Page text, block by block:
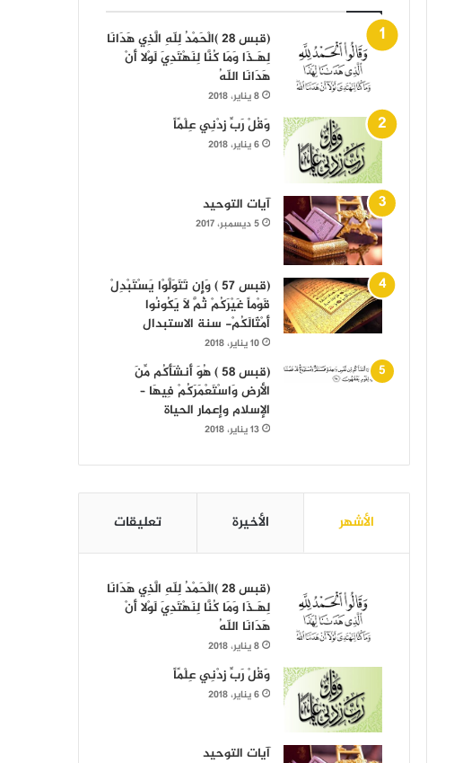
(قبس 28 )الْحَمْدُ لِلّهِ الَّذِي هَدَانَا
لِهَـذَا وَمَا كُنَّا لِنَهْتَدِيَ لَوْلا أَنْ
هَدَانَا اللّهُ
8 يناير، 2018
وَقُلْ رَبِّ زِدْنِي عِلْمًاً
6 يناير، 2018
آيات التوحيد
5 ديسمبر، 2017
(قبس 57 ) وَإِن تَتَوَلَّوْا يَسْتَبْدِلْ
قَوْماً غَيْرَكُمْ ثُمَّ لَا يَكُونُوا
أَمْثَالَكُمْ- سنة الاستبدال
10 يناير، 2018
(قبس 58 ) هُوَ أَنشَأَكُم مِّنَ
الأرض وَاسْتَعْمَرَكُمْ فِيهَا –
الإسلام وإعمار الحياة
13 يناير، 2018
الأشهر الأخيرة تعليقات
(قبس 28 )الْحَمْدُ لِلّهِ الَّذِي هَدَانَا
لِهَـذَا وَمَا كُنَّا لِنَهْتَدِيَ لَوْلا أَنْ
هَدَانَا اللّهُ
8 يناير، 2018
وَقُلْ رَبِّ زِدْنِي عِلْمًاً
6 يناير، 2018
آيات التوحيد